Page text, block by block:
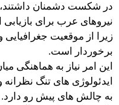
در شکست دشمنان داشتند،
نیروهای عرب برای
زیرا از موقعیت
برخوردار است.
این امر نیاز به هماهنگی
ایدئولوژی های تنگ
به چالش های پیش رو